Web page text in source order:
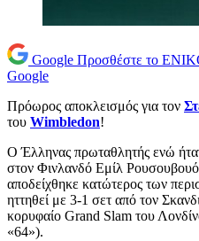
Google Προσθέστε το
Google
Πρόωρος αποκλεισμός για τον
του Wimbledon!
Ο Έλληνας πρωταθλητής ενώ
στον Φινλανδό Εμίλ
αποδείχθηκε κατώτερος των
ηττηθεί με 3-1 σετ από τον
κορυφαίο Grand Slam του
«64»).